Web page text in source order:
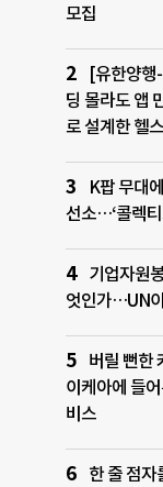
모집
[유한양행
딩 몰라도 앱
로 설계한 헬
K팝 무대
선소…‘콜렉
기업자원
엇인가…UN
버릴 뻔한
이케아에 들
비스
한 줄 점자